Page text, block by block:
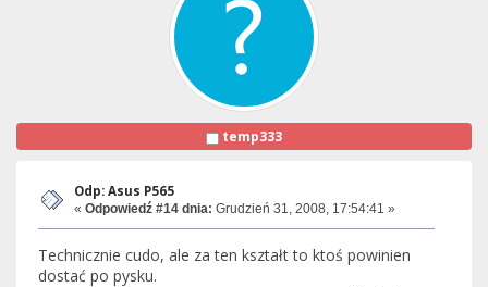
temp333
Odp: Asus P565
« Odpowiedź #14 dnia: Grudzień 31, 2008, 17:54:41 »
Technicznie cudo, ale za ten kształt to ktoś powinien
dostać po pysku.